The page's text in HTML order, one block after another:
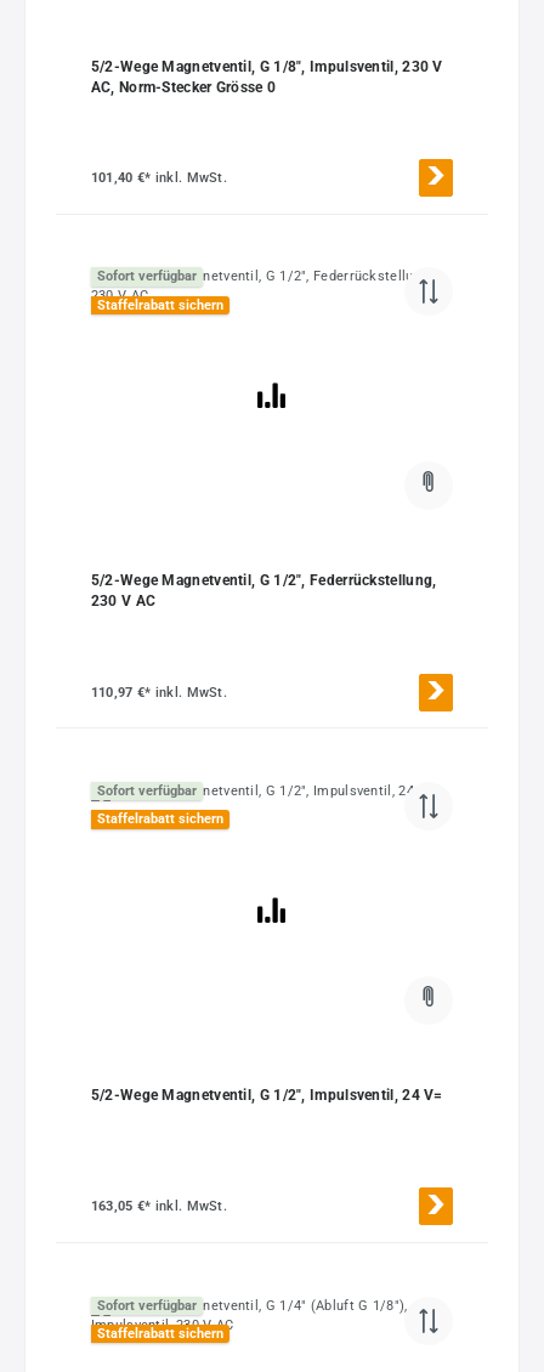
5/2-Wege Magnetventil, G 1/8", Impulsventil, 230 V
AC, Norm-Stecker Grösse 0
101,40 €* inkl. MwSt.
Sofort verfügbar
Staffelrabatt sichern
5/2-Wege Magnetventil, G 1/2", Federrückstellung,
230 V AC
110,97 €* inkl. MwSt.
Sofort verfügbar
Staffelrabatt sichern
5/2-Wege Magnetventil, G 1/2", Impulsventil, 24 V=
163,05 €* inkl. MwSt.
Sofort verfügbar
Staffelrabatt sichern